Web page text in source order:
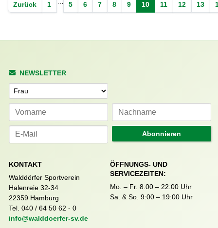
Zurück 1 5 6 7 8 9 10 11 12 13
NEWSLETTER
Anrede
Abonnieren
KONTAKT
Walddörfer Sportverein
Halenreie 32-34
22359 Hamburg
Tel. 040 / 64 50 62 - 0
info@walddoerfer-sv.de
ÖFFNUNGS- UND
SERVICEZEITEN:
Mo. – Fr. 8:00 – 22:00 Uhr
Sa. & So. 9:00 – 19:00 Uhr